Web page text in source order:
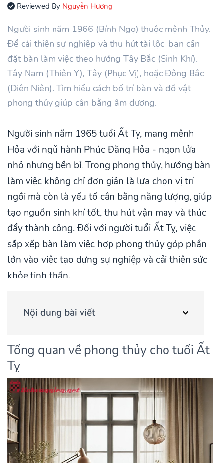
Reviewed By Nguyễn Hương
Người sinh năm 1966 (Bính Ngọ) thuộc mệnh Thủy.
Để cải thiện sự nghiệp và thu hút tài lộc, bạn cần
đặt bàn làm việc theo hướng Tây Bắc (Sinh Khí),
Tây Nam (Thiên Y), Tây (Phục Vị), hoặc Đông Bắc
(Diên Niên). Tìm hiểu cách bố trí bàn và đồ vật
phong thủy giúp cân bằng âm dương.
Người sinh năm 1965 tuổi Ất Tỵ, mang mệnh
Hỏa với ngũ hành Phúc Đăng Hỏa - ngọn lửa
nhỏ nhưng bền bỉ. Trong phong thủy, hướng bàn
làm việc không chỉ đơn giản là lựa chọn vị trí
ngồi mà còn là yếu tố cân bằng năng lượng, giúp
tạo nguồn sinh khí tốt, thu hút vận may và thúc
đẩy thành công. Đối với người tuổi Ất Tỵ, việc
sắp xếp bàn làm việc hợp phong thủy góp phần
lớn vào việc tạo dựng sự nghiệp và cải thiện sức
khỏe tinh thần.
Nội dung bài viết
Tổng quan về phong thủy cho tuổi Ất
Tỵ